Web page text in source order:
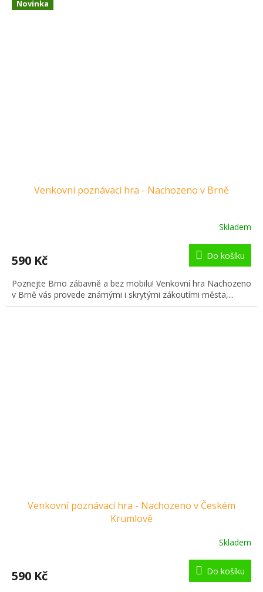
Novinka
Venkovní poznávací hra - Nachozeno v Brně
Skladem
590 Kč Do košíku
Poznejte Brno zábavně a bez mobilu! Venkovní hra Nachozeno
v Brně vás provede známými i skrytými zákoutími města,...
Venkovní poznávací hra - Nachozeno v Českém
Krumlově
Skladem
590 Kč Do košíku